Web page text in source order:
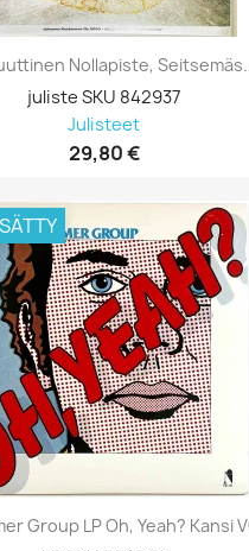
Nollapiste,
juliste SKU 842937
Julisteet
29,80 €
Group LP Oh, Yeah? Kansi